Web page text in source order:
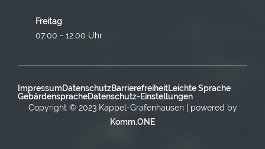
Freitag
07:00 - 12:00 Uhr
ImpressumDatenschutzBarrierefreiheitLeichte Sprache
GebärdenspracheDatenschutz-Einstellungen
Copyright © 2023 Kappel-Grafenhausen | powered by
Komm.ONE